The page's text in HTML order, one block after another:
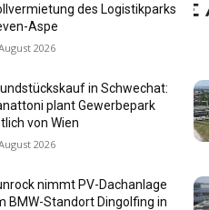
des Logistikparks
Aspe
2026
in Schwechat:
plant Gewerbepark
von Wien
2026
nimmt PV-Dachanlage
BMW-Standort Dingolfing in